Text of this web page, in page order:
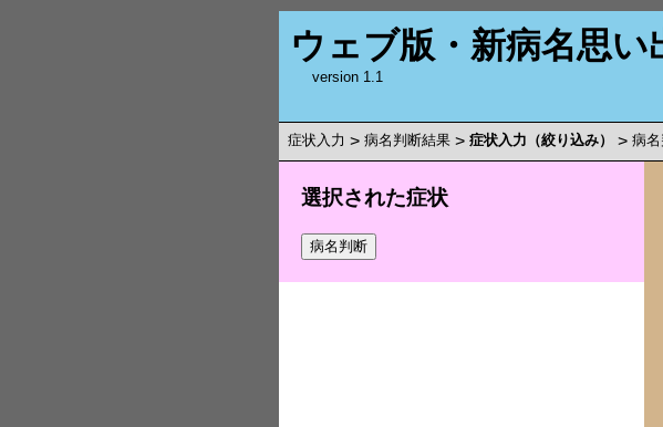
ウェブ版・新病名思い
version 1.1
症状入力 > 病名判断結果 > 症状入力（絞り込み） > 病名
選択された症状